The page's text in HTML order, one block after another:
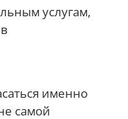
услугам,
именно
самой